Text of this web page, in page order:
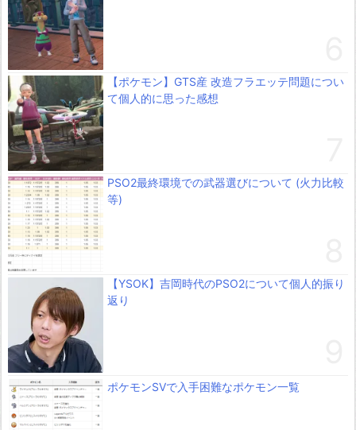
【ポケモン】GTS産 改造フラエッテ問題につい
て個人的に思った感想
PSO2最終環境での武器選びについて (火力比較
等)
【YSOK】吉岡時代のPSO2について個人的振り
返り
ポケモンSVで入手困難なポケモン一覧